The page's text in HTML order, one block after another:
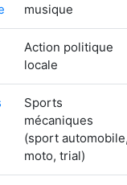
musique
Action politique
locale
Sports
mécaniques
(sport
moto, trial)